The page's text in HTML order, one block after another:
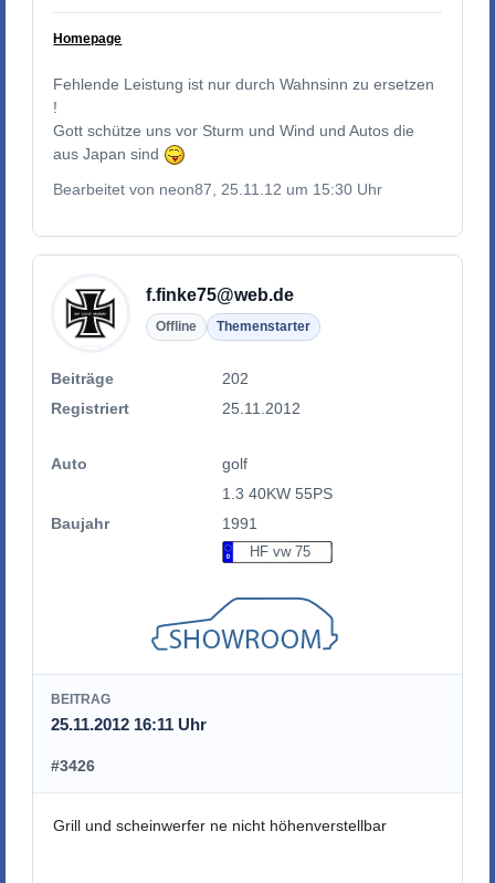
Homepage
Fehlende Leistung ist nur durch Wahnsinn zu ersetzen
!
Gott schütze uns vor Sturm und Wind und Autos die
aus Japan sind
Bearbeitet von neon87, 25.11.12 um 15:30 Uhr
f.finke75@web.de
Offline Themenstarter
Beiträge
202
Registriert
25.11.2012
Auto
golf
1.3 40KW 55PS
Baujahr
1991
HF vw 75
BEITRAG
25.11.2012 16:11 Uhr
#3426
Grill und scheinwerfer ne nicht höhenverstellbar